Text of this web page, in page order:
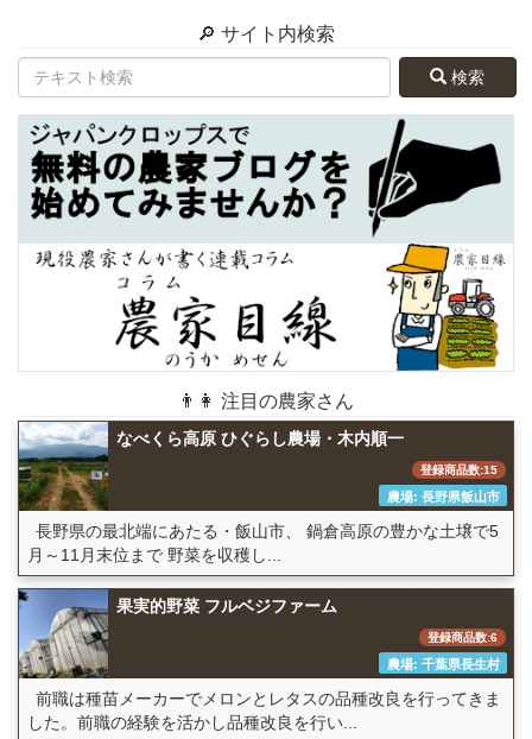
🔎 サイト内検索
検索
👨👩 注目の農家さん
なべくら高原 ひぐらし農場・木内順一
登録商品数:15
農場: 長野県飯山市
長野県の最北端にあたる・飯山市、 鍋倉高原の豊かな土壌で5
月～11月末位まで 野菜を収穫し...
果実的野菜 フルベジファーム
登録商品数:6
農場: 千葉県長生村
前職は種苗メーカーでメロンとレタスの品種改良を行ってきま
した。前職の経験を活かし品種改良を行い...